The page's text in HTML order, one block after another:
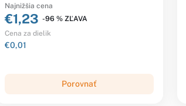
Najnižšia cena
€1,23 -96 % ZĽAVA
Cena za dielik
€0,01
Porovnať